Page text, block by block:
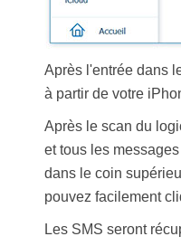
Après l'entrée dans
à partir de votre
Après le scan du
et tous les
dans le coin
pouvez facilement
Les SMS seront